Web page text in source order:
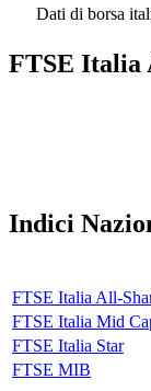
Dati di borsa
FTSE Italia
Indici
FTSE Italia All-
FTSE Italia Mid
FTSE Italia Star
FTSE MIB